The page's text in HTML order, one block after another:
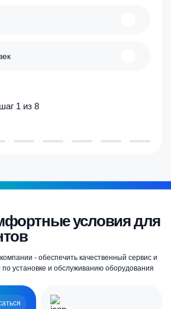
шаг 1 из 8
условия для
- обеспечить качественный сервис и
по установке и обслуживанию оборудования